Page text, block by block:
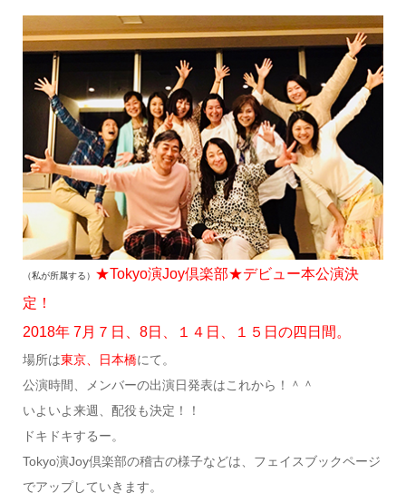
（私が所属する）
★Tokyo演Joy倶楽部★デビュー本公演決
定！
2018年 7月７日、8日、１４日、１５日の四日間。
場所は東京、日本橋にて。
公演時間、メンバーの出演日発表はこれから！＾＾
いよいよ来週、配役も決定！！
ドキドキするー。
Tokyo演Joy倶楽部の稽古の様子などは、フェイスブックページ
でアップしていきます。